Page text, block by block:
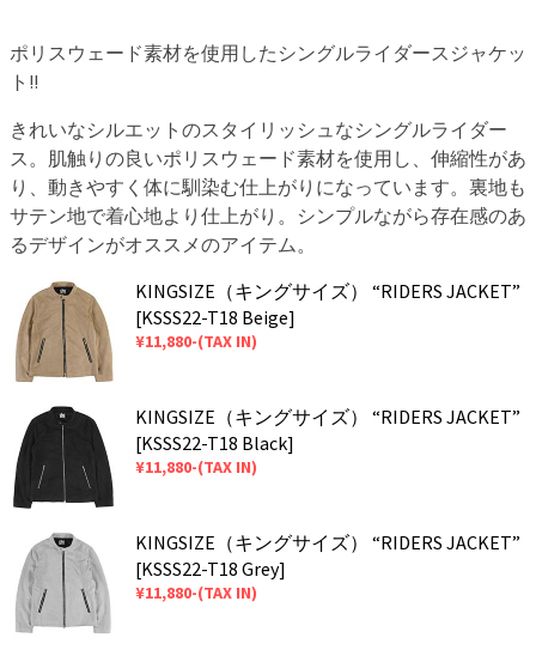
ポリスウェード素材を使用したシングルライダースジャケッ
ト!!
きれいなシルエットのスタイリッシュなシングルライダー
ス。肌触りの良いポリスウェード素材を使用し、伸縮性があ
り、動きやすく体に馴染む仕上がりになっています。裏地も
サテン地で着心地より仕上がり。シンプルながら存在感のあ
るデザインがオススメのアイテム。
KINGSIZE（キングサイズ） “RIDERS JACKET”
[KSSS22-T18 Beige]
¥11,880-(TAX IN)
KINGSIZE（キングサイズ） “RIDERS JACKET”
[KSSS22-T18 Black]
¥11,880-(TAX IN)
KINGSIZE（キングサイズ） “RIDERS JACKET”
[KSSS22-T18 Grey]
¥11,880-(TAX IN)